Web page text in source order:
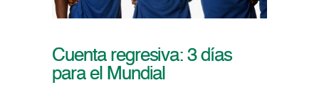
Cuenta regresiva: 3 días
para el Mundial